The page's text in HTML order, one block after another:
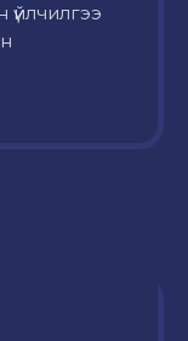
үйлчилгээ